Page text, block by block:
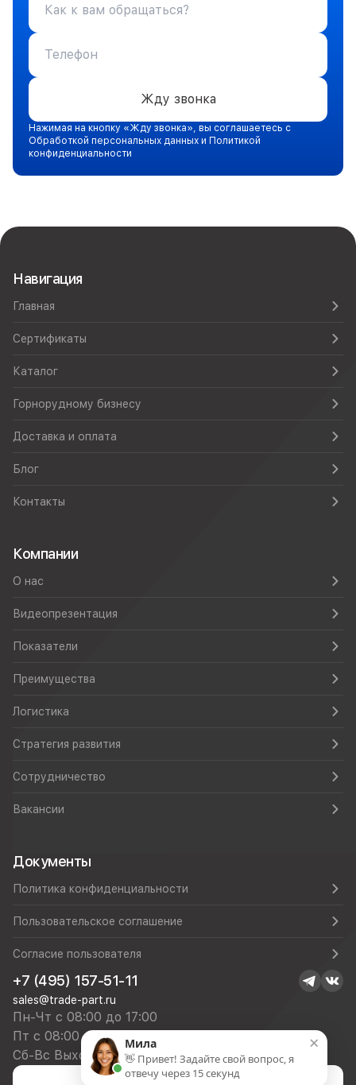
Жду звонка
Нажимая на кнопку «Жду звонка», вы соглашаетесь с
Обработкой персональных данных и Политикой
конфиденциальности
Навигация
Главная
Сертификаты
Каталог
Горнорудному бизнесу
Доставка и оплата
Блог
Контакты
Компании
О нас
Видеопрезентация
Показатели
Преимущества
Логистика
Стратегия развития
Сотрудничество
Вакансии
Документы
Политика конфиденциальности
Пользовательское соглашение
Согласие пользователя
+7 (495) 157-51-11
sales@trade-part.ru
Пн-Чт с 08:00 до 17:00
Пт с 08:00 до 16:00
Сб-Вс Выходной
×
Мила
👋 Привет! Задайте свой вопрос, я
отвечу через 15 секунд